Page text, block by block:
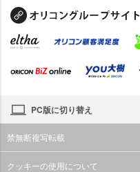
PC版に切り替え
禁無断複写転載
クッキーの使用について